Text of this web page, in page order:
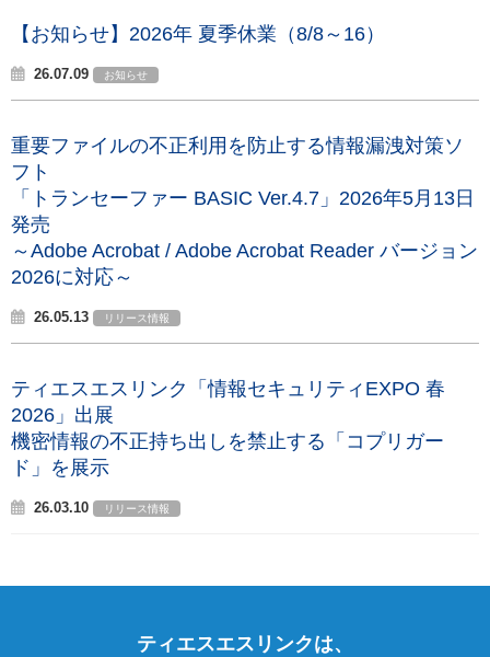
【お知らせ】2026年 夏季休業（8/8～16）
26.07.09 お知らせ
重要ファイルの不正利用を防止する情報漏洩対策ソ
フト
「トランセーファー BASIC Ver.4.7」2026年5月13日
発売
～Adobe Acrobat / Adobe Acrobat Reader バージョン
2026に対応～
26.05.13 リリース情報
ティエスエスリンク「情報セキュリティEXPO 春
2026」出展
機密情報の不正持ち出しを禁止する「コプリガー
ド」を展示
26.03.10 リリース情報
ティエスエスリンクは、